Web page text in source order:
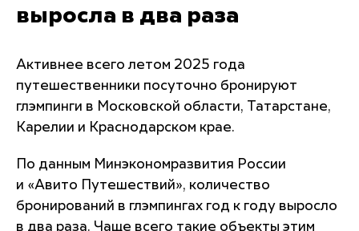
выросла в два раза
Активнее всего летом 2025 года
путешественники посуточно бронируют
глэмпинги в Московской области, Татарстане,
Карелии и Краснодарском крае.
По данным Минэкономразвития России
и «Авито Путешествий», количество
бронирований в глэмпингах год к году выросло
в два раза. Чаще всего такие объекты этим